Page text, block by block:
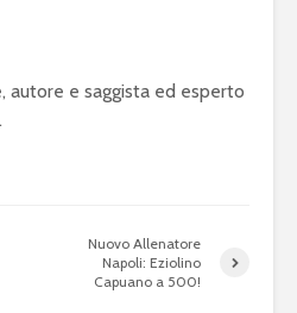
autore e saggista ed esperto
Nuovo Allenatore
Napoli: Eziolino
Capuano a 500!